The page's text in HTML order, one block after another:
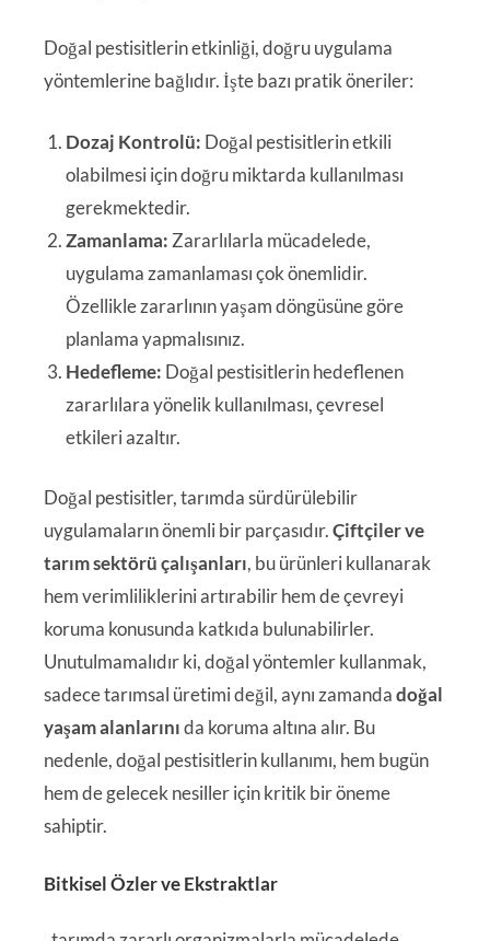
Doğal pestisitlerin etkinliği, doğru uygulama
yöntemlerine bağlıdır. İşte bazı pratik öneriler:
Dozaj Kontrolü: Doğal pestisitlerin etkili
olabilmesi için doğru miktarda kullanılması
gerekmektedir.
Zamanlama: Zararlılarla mücadelede,
uygulama zamanlaması çok önemlidir.
Özellikle zararlının yaşam döngüsüne göre
planlama yapmalısınız.
Hedefleme: Doğal pestisitlerin hedeflenen
zararlılara yönelik kullanılması, çevresel
etkileri azaltır.
Doğal pestisitler, tarımda sürdürülebilir
uygulamaların önemli bir parçasıdır.Çiftçiler ve
tarım sektörü çalışanları, bu ürünleri kullanarak
hem verimliliklerini artırabilir hem de çevreyi
koruma konusunda katkıda bulunabilirler.
Unutulmamalıdır ki, doğal yöntemler kullanmak,
sadece tarımsal üretimi değil, aynı zamandadoğal
yaşam alanlarınıda koruma altına alır. Bu
nedenle, doğal pestisitlerin kullanımı, hem bugün
hem de gelecek nesiller için kritik bir öneme
sahiptir.
Bitkisel Özler ve Ekstraktlar